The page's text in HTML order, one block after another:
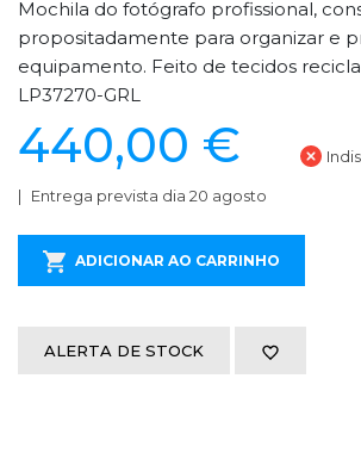
Mochila do fotógrafo profissional,
propositadamente para organizar e
equipamento. Feito de tecidos
LP37270-GRL
440,00 €
Entrega prevista dia 20 agosto
ADICIONAR AO CARRINHO
ALERTA DE STOCK